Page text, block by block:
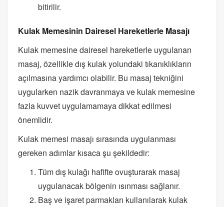
bitirilir.
Kulak Memesinin Dairesel Hareketlerle Masajı
Kulak memesine dairesel hareketlerle uygulanan
masaj, özellikle dış kulak yolundaki tıkanıklıkların
açılmasına yardımcı olabilir. Bu masaj tekniğini
uygularken nazik davranmaya ve kulak memesine
fazla kuvvet uygulamamaya dikkat edilmesi
önemlidir.
Kulak memesi masajı sırasında uygulanması
gereken adımlar kısaca şu şekildedir:
Tüm dış kulağı hafifte ovuşturarak masaj
uygulanacak bölgenin ısınması sağlanır.
Baş ve işaret parmakları kullanılarak kulak